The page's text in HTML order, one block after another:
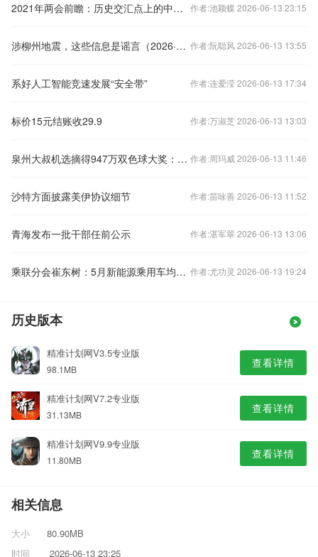
2021年两会前瞻：历史交汇点上的中国信号 作者:池颖蝶 2026-06-13 23:15
涉柳州地震，这些信息是谣言（2026·05·21） 作者:阮聪风 2026-06-13 13:55
系好人工智能竞速发展“安全带” 作者:连爱滢 2026-06-13 17:34
标价15元结账收29.9 作者:万淑芝 2026-06-13 13:03
泉州大叔机选摘得947万双色球大奖：误把报喜电话当玩笑 作者:周玛威 2026-06-13 11:46
沙特方面披露美伊协议细节 作者:苗咏善 2026-06-13 11:52
青海发布一批干部任前公示 作者:湛军翠 2026-06-13 13:06
乘联分会崔东树：5月新能源乘用车均价16.9万元 同比上涨0.7万元 作者:尤功灵 2026-06-13 19:24
历史版本
精准计划网V3.5专业版
98.1MB 查看详情
精准计划网V7.2专业版
31.13MB 查看详情
精准计划网V9.9专业版
11.80MB 查看详情
相关信息
大小
80.90MB
时间
2026-06-13 23:25